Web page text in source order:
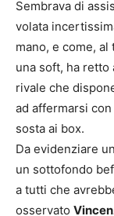
Sembrava di
volata
mano, e come,
una soft, ha retto
rivale che
ad affermarsi
sosta ai box.
Da evidenziare
un sottofondo
a tutti che
osservato